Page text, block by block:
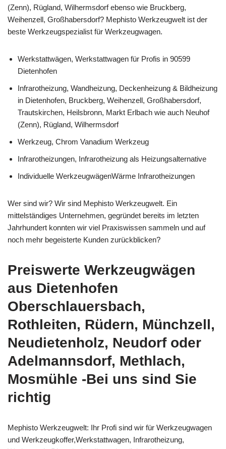
(Zenn), Rügland, Wilhermsdorf ebenso wie Bruckberg,
Weihenzell, Großhabersdorf? Mephisto Werkzeugwelt ist der
beste Werkzeugspezialist für Werkzeugwagen.
Werkstattwägen, Werkstattwagen für Profis in 90599
Dietenhofen
Infrarotheizung, Wandheizung, Deckenheizung & Bildheizung
in Dietenhofen, Bruckberg, Weihenzell, Großhabersdorf,
Trautskirchen, Heilsbronn, Markt Erlbach wie auch Neuhof
(Zenn), Rügland, Wilhermsdorf
Werkzeug, Chrom Vanadium Werkzeug
Infrarotheizungen, Infrarotheizung als Heizungsalternative
Individuelle WerkzeugwägenWärme Infrarotheizungen
Wer sind wir? Wir sind Mephisto Werkzeugwelt. Ein
mittelständiges Unternehmen, gegründet bereits im letzten
Jahrhundert konnten wir viel Praxiswissen sammeln und auf
noch mehr begeisterte Kunden zurückblicken?
Preiswerte Werkzeugwägen
aus Dietenhofen
Oberschlauersbach,
Rothleiten, Rüdern, Münchzell,
Neudietenholz, Neudorf oder
Adelmannsdorf, Methlach,
Mosmühle -Bei uns sind Sie
richtig
Mephisto Werkzeugwelt: Ihr Profi sind wir für Werkzeugwagen
und Werkzeugkoffer,Werkstattwagen, Infrarotheizung,